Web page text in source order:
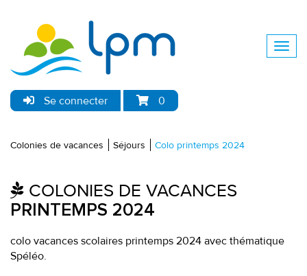
Se connecter 0
Colonies de vacances Séjours Colo printemps 2024
COLONIES DE VACANCES
PRINTEMPS 2024
colo vacances scolaires printemps 2024 avec thématique
Spéléo.